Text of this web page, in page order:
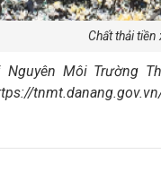
Chất thải
Môi Trường